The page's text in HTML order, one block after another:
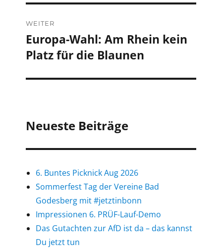
WEITER
Nächster
Beitrag:
Europa-Wahl: Am Rhein kein
Platz für die Blaunen
Neueste Beiträge
6. Buntes Picknick Aug 2026
Sommerfest Tag der Vereine Bad
Godesberg mit #jetztinbonn
Impressionen 6. PRÜF-Lauf-Demo
Das Gutachten zur AfD ist da – das kannst
Du jetzt tun